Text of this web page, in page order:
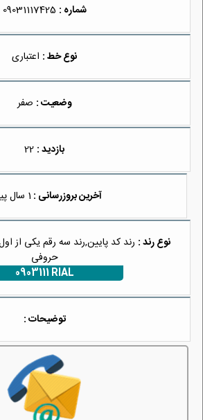
شماره : 09031117425
نوع خط : اعتباری
وضعیت : صفر
بازدید :
آخرین بروزرسانی : 1 سال پیش
نوع رند : رند کد پایین,رند سه رقم یکی از
حروفی
0903111 RIAL
توضیحات :